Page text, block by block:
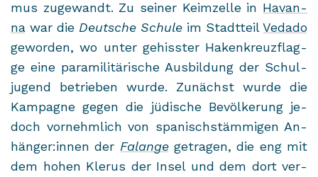
mus zu­ge­wandt. Zu sei­ner Keim­zel­le in Ha­van­
na war die Deut­sche Schu­le im Stadt­teilVe­da­do
ge­wor­den, wo unter ge­hiss­ter Ha­ken­kreuz­flag­
ge eine pa­ra­mi­li­tä­ri­sche Aus­bil­dung der Schul­
ju­gend be­trie­ben wurde. Zu­nächst wurde die
Kam­pa­gne gegen die jü­di­sche Be­völ­ke­rung je­
doch vor­nehm­lich von spa­nisch­stäm­mi­gen An­
hän­ger:innen der Fa­lan­gege­tra­gen, die eng mit
dem hohen Kle­rus der Insel und dem dort ver­